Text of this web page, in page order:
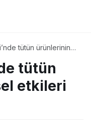
tütün ürünlerinin
tütün
etkileri